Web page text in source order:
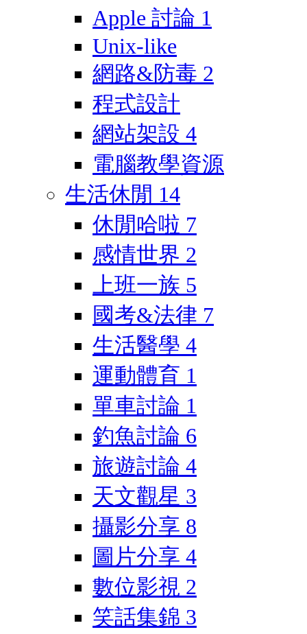
Apple 討論 1
Unix-like
網路&防毒 2
程式設計
網站架設 4
電腦教學資源
生活休閒 14
休閒哈啦 7
感情世界 2
上班一族 5
國考&法律 7
生活醫學 4
運動體育 1
單車討論 1
釣魚討論 6
旅遊討論 4
天文觀星 3
攝影分享 8
圖片分享 4
數位影視 2
笑話集錦 3